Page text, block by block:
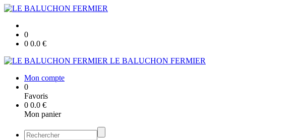
0
0 0.0 €
LE BALUCHON FERMIER
Mon compte
0
Favoris
0 0.0 €
Mon panier